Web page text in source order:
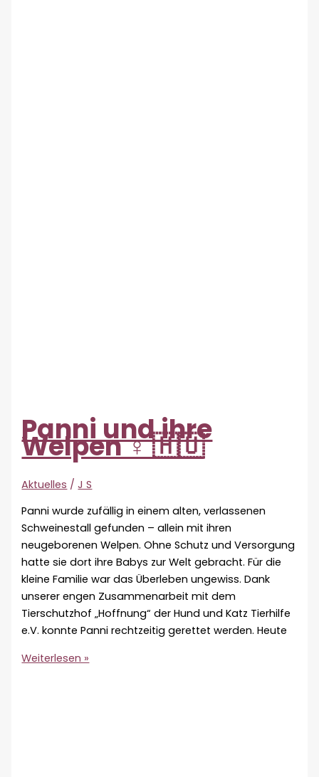
Panni und ihre
Welpen ♀ 🇭🇺
Aktuelles /J S
Panni wurde zufällig in einem alten, verlassenen
Schweinestall gefunden – allein mit ihren
neugeborenen Welpen. Ohne Schutz und Versorgung
hatte sie dort ihre Babys zur Welt gebracht. Für die
kleine Familie war das Überleben ungewiss. Dank
unserer engen Zusammenarbeit mit dem
Tierschutzhof „Hoffnung“ der Hund und Katz Tierhilfe
e.V. konnte Panni rechtzeitig gerettet werden. Heute
Panni
Weiterlesen »